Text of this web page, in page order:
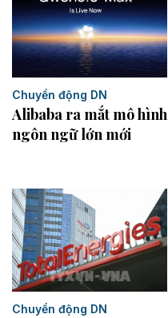
Chuyển động DN
Alibaba ra mắt mô hình
ngôn ngữ lớn mới
Chuyển động DN